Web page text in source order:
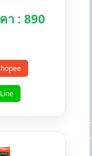
า : 890
Line